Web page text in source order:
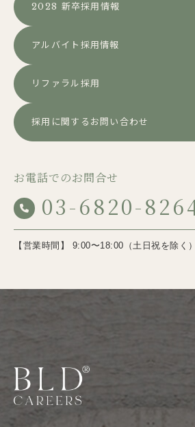
2028 新卒採用情報
アルバイト採用情報
リファラル採用
採用に関するお問い合わせ
お電話でのお問合せ
03-6820-
【営業時間】 9:00〜18:00（土日祝を除く）